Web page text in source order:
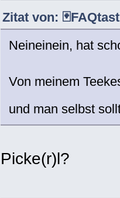
Zitat von:
Neineinein, hat
Von meinem
und man selbst
Picke(r)l?